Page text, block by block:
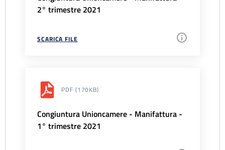
2° trimestre 2021
SCARICA FILE
PDF (170KB)
Congiuntura Unioncamere - Manifattura -
1° trimestre 2021